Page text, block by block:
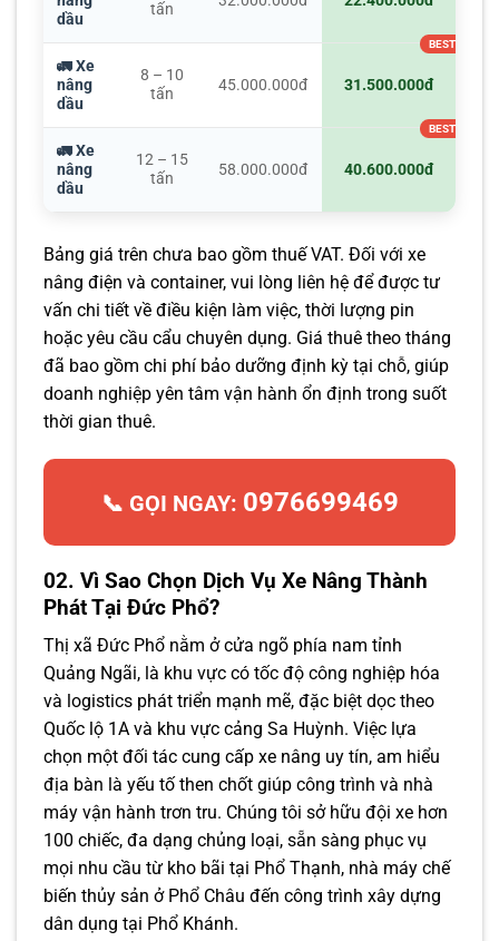
dầu
tấn
🚛 Xe
nâng
dầu
8 – 10
tấn
45.000.000đ 31.500.000đ
🚛 Xe
nâng
dầu
12 – 15
tấn
58.000.000đ 40.600.000đ
Bảng giá trên chưa bao gồm thuế VAT. Đối với xe
nâng điện và container, vui lòng liên hệ để được tư
vấn chi tiết về điều kiện làm việc, thời lượng pin
hoặc yêu cầu cẩu chuyên dụng. Giá thuê theo tháng
đã bao gồm chi phí bảo dưỡng định kỳ tại chỗ, giúp
doanh nghiệp yên tâm vận hành ổn định trong suốt
thời gian thuê.
📞 GỌI NGAY: 0976699469
02. Vì Sao Chọn Dịch Vụ Xe Nâng Thành
Phát Tại Đức Phổ?
Thị xã Đức Phổ nằm ở cửa ngõ phía nam tỉnh
Quảng Ngãi, là khu vực có tốc độ công nghiệp hóa
và logistics phát triển mạnh mẽ, đặc biệt dọc theo
Quốc lộ 1A và khu vực cảng Sa Huỳnh. Việc lựa
chọn một đối tác cung cấp xe nâng uy tín, am hiểu
địa bàn là yếu tố then chốt giúp công trình và nhà
máy vận hành trơn tru. Chúng tôi sở hữu đội xe hơn
100 chiếc, đa dạng chủng loại, sẵn sàng phục vụ
mọi nhu cầu từ kho bãi tại Phổ Thạnh, nhà máy chế
biến thủy sản ở Phổ Châu đến công trình xây dựng
dân dụng tại Phổ Khánh.